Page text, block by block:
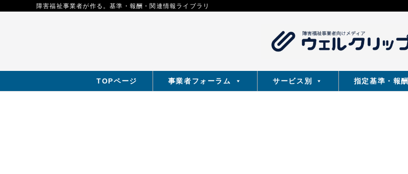
障害福祉事業者が作る。基準・報酬・関連情報ライブラリ
TOPページ 事業者フォーラム サービス別 指定基準・報酬